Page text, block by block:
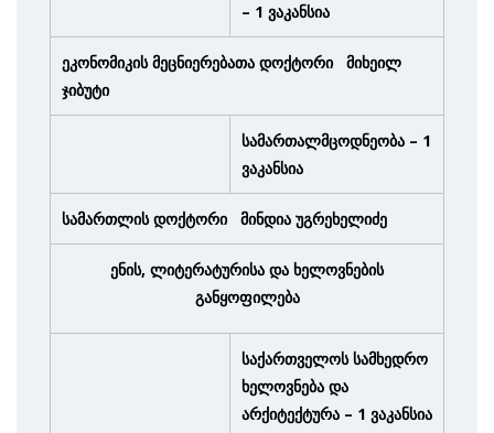
– 1 ვაკანსია
ეკონომიკის მეცნიერებათა დოქტორი მიხეილ
ჯიბუტი
სამართალმცოდნეობა – 1
ვაკანსია
სამართლის დოქტორი მინდია უგრეხელიძე
ენის, ლიტერატურისა და ხელოვნების
განყოფილება
საქართველოს სამხედრო
ხელოვნება და
არქიტექტურა – 1 ვაკანსია